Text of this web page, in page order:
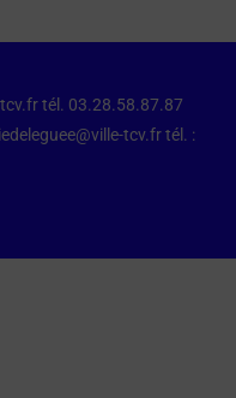
tél. 03.28.58.87.87
tcv.fr tél. :